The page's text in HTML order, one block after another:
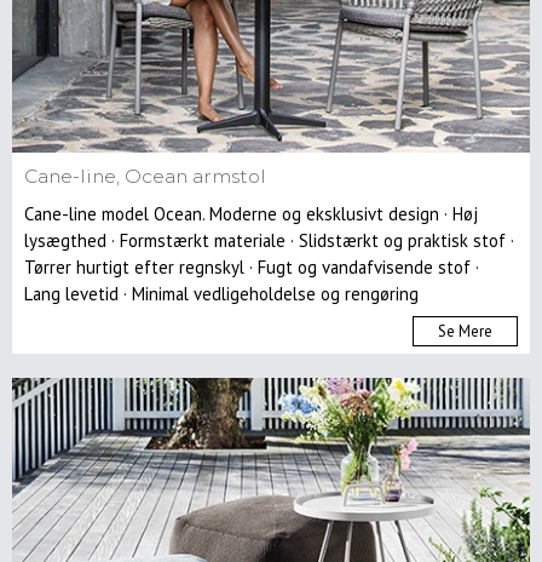
Cane-line, Ocean armstol
Cane-line model Ocean. Moderne og eksklusivt design · Høj
lysægthed · Formstærkt materiale · Slidstærkt og praktisk stof ·
Tørrer hurtigt efter regnskyl · Fugt og vandafvisende stof ·
Lang levetid · Minimal vedligeholdelse og rengøring
Se Mere